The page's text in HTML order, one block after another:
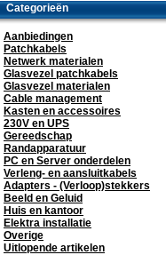
Categorieën
Aanbiedingen
Patchkabels
Netwerk materialen
Glasvezel patchkabels
Glasvezel materialen
Cable management
Kasten en accessoires
230V en UPS
Gereedschap
Randapparatuur
PC en Server onderdelen
Verleng- en aansluitkabels
Adapters - (Verloop)stekkers
Beeld en Geluid
Huis en kantoor
Elektra installatie
Overige
Uitlopende artikelen